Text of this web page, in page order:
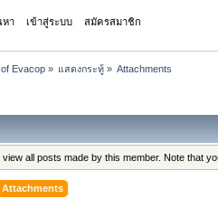
หา เข้าสู่ระบบ สมัครสมาชิก
Evacop» แสดงกระทู้» Attachments
all posts made by this member. Note that
Attachments